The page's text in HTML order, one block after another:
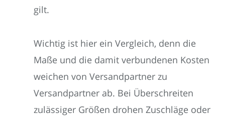
gilt.
Wichtig ist hier ein Vergleich, denn die
Maße und die damit verbundenen Kosten
weichen von Versandpartner zu
Versandpartner ab. Bei Überschreiten
zulässiger Größen drohen Zuschläge oder